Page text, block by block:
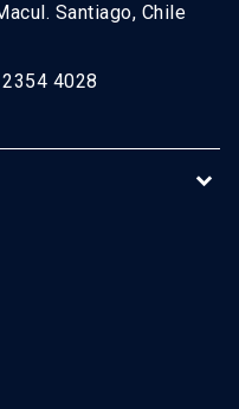
Santiago, Chile
4028